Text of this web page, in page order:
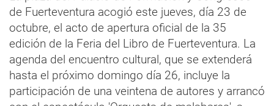
de Fuerteventura acogió este jueves, día 23 de
octubre, el acto de apertura oficial de la 35
edición de la Feria del Libro de Fuerteventura. La
agenda del encuentro cultural, que se extenderá
hasta el próximo domingo día 26, incluye la
participación de una veintena de autores y arrancó